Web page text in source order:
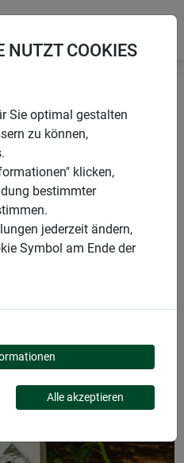
für Nistkästen
NUTZT COOKIES
Sie optimal gestalten
zu können,
klicken,
bestimmter
jederzeit ändern,
Symbol am Ende der
Alle akzeptieren